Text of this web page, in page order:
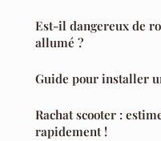
Est-il dangereux de
allumé ?
Guide pour installer
Rachat scooter :
rapidement !